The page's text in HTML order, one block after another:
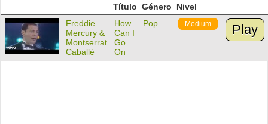
Título Género
Nivel
Freddie
Mercury &
Montserrat
Caballé
How
Can I
Go
On
Pop Medium Play